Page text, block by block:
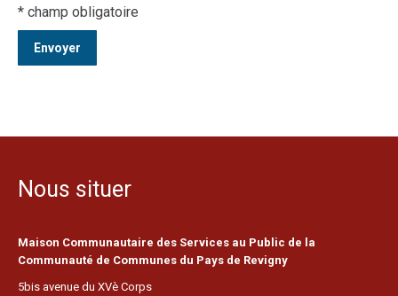
* champ obligatoire
Nous situer
Maison Communautaire des Services au Public de la
Communauté de Communes du Pays de Revigny
5bis avenue du XVè Corps